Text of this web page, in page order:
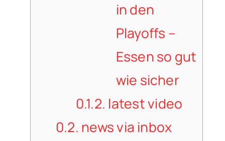
in den
Playoffs –
Essen so gut
wie sicher
0.1.2. latest video
0.2. news via inbox